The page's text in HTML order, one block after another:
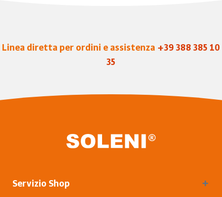
Linea diretta per ordini e assistenza +39 388 385 10
35
Servizio Shop